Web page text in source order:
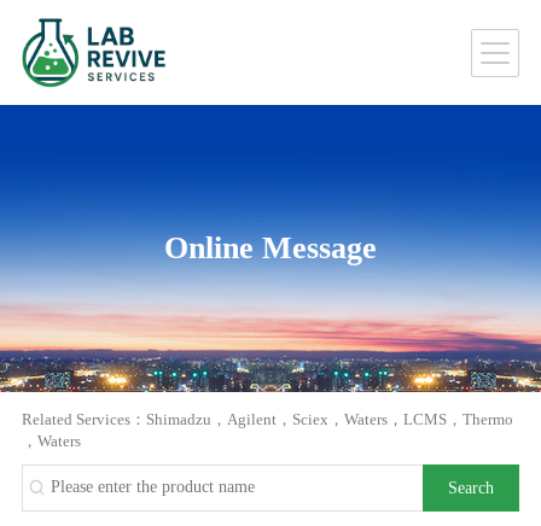
Online Message
Related Services： Shimadzu ， Agilent ， Sciex ， Waters， LCMS， Thermo
， Waters